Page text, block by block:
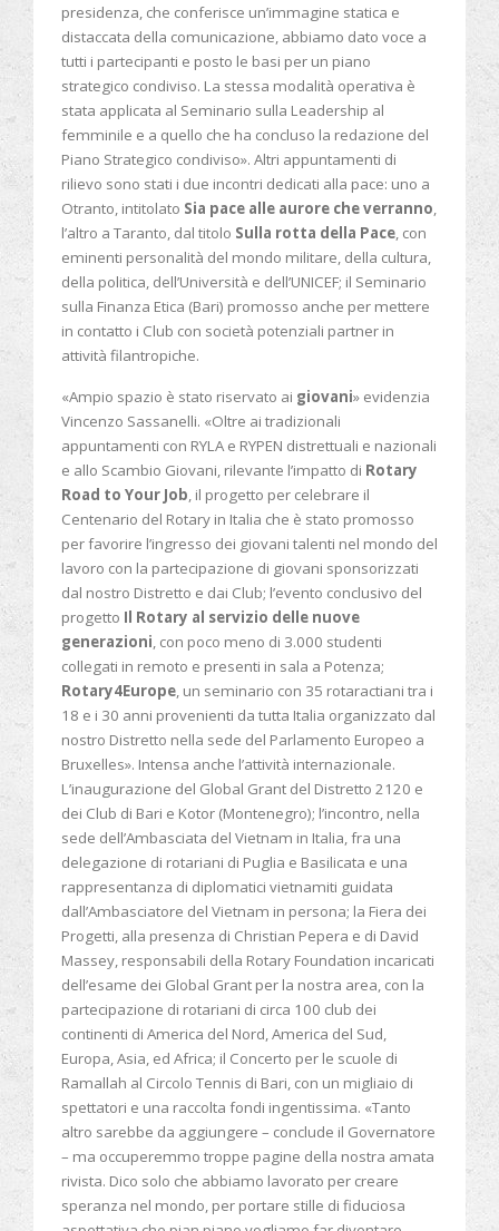
presidenza, che conferisce un’immagine statica e
distaccata della comunicazione, abbiamo dato voce a
tutti i partecipanti e posto le basi per un piano
strategico condiviso. La stessa modalità operativa è
stata applicata al Seminario sulla Leadership al
femminile e a quello che ha concluso la redazione del
Piano Strategico condiviso». Altri appuntamenti di
rilievo sono stati i due incontri dedicati alla pace: uno a
Otranto, intitolato Sia pace alle aurore che verranno,
l’altro a Taranto, dal titolo Sulla rotta della Pace, con
eminenti personalità del mondo militare, della cultura,
della politica, dell’Università e dell’UNICEF; il Seminario
sulla Finanza Etica (Bari) promosso anche per mettere
in contatto i Club con società potenziali partner in
attività filantropiche.
«Ampio spazio è stato riservato ai giovani» evidenzia
Vincenzo Sassanelli. «Oltre ai tradizionali
appuntamenti con RYLA e RYPEN distrettuali e nazionali
e allo Scambio Giovani, rilevante l’impatto di Rotary
Road to Your Job, il progetto per celebrare il
Centenario del Rotary in Italia che è stato promosso
per favorire l’ingresso dei giovani talenti nel mondo del
lavoro con la partecipazione di giovani sponsorizzati
dal nostro Distretto e dai Club; l’evento conclusivo del
progetto Il Rotary al servizio delle nuove
generazioni, con poco meno di 3.000 studenti
collegati in remoto e presenti in sala a Potenza;
Rotary4Europe, un seminario con 35 rotaractiani tra i
18 e i 30 anni provenienti da tutta Italia organizzato dal
nostro Distretto nella sede del Parlamento Europeo a
Bruxelles». Intensa anche l’attività internazionale.
L’inaugurazione del Global Grant del Distretto 2120 e
dei Club di Bari e Kotor (Montenegro); l’incontro, nella
sede dell’Ambasciata del Vietnam in Italia, fra una
delegazione di rotariani di Puglia e Basilicata e una
rappresentanza di diplomatici vietnamiti guidata
dall’Ambasciatore del Vietnam in persona; la Fiera dei
Progetti, alla presenza di Christian Pepera e di David
Massey, responsabili della Rotary Foundation incaricati
dell’esame dei Global Grant per la nostra area, con la
partecipazione di rotariani di circa 100 club dei
continenti di America del Nord, America del Sud,
Europa, Asia, ed Africa; il Concerto per le scuole di
Ramallah al Circolo Tennis di Bari, con un migliaio di
spettatori e una raccolta fondi ingentissima. «Tanto
altro sarebbe da aggiungere – conclude il Governatore
– ma occuperemmo troppe pagine della nostra amata
rivista. Dico solo che abbiamo lavorato per creare
speranza nel mondo, per portare stille di fiduciosa